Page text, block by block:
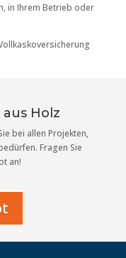
in Ihrem Betrieb oder
Holz
bei allen Projekten,
Fragen Sie
an!